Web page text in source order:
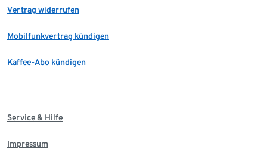
Vertrag widerrufen
Mobilfunkvertrag kündigen
Kaffee-Abo kündigen
Service & Hilfe
Impressum